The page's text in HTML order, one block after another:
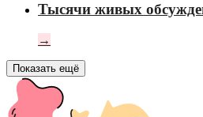
Тысячи живых
→
Показать ещё